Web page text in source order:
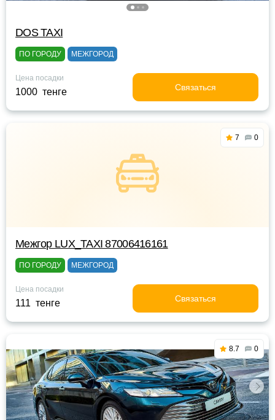
DOS TAXI
ПО ГОРОДУ МЕЖГОРОД
Цена посадки
1000 тенге Связаться
7 0
Межгор LUX_TAXI 87006416161
ПО ГОРОДУ МЕЖГОРОД
Цена посадки
111 тенге Связаться
8.7 0